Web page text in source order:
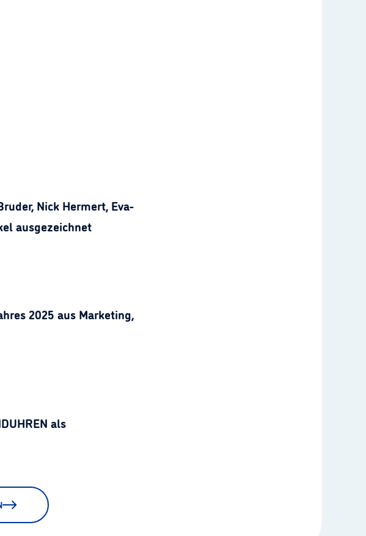
Nick Hermert, Eva-
ausgezeichnet
2025 aus Marketing,
als